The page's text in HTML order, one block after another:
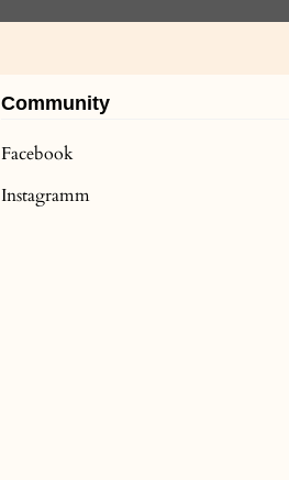
Community
Facebook
Instagramm